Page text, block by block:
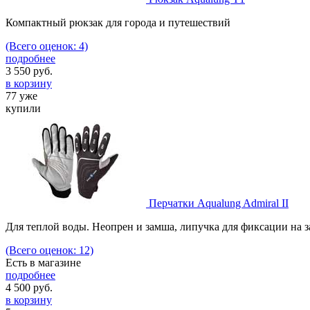
Компактный рюкзак для города и путешествий
(Всего оценок: 4)
подробнее
3 550 руб.
в корзину
77 уже
купили
Перчатки Aqualung Admiral II
Для теплой воды. Неопрен и замша, липучка для фиксации на
(Всего оценок: 12)
Есть в магазине
подробнее
4 500 руб.
в корзину